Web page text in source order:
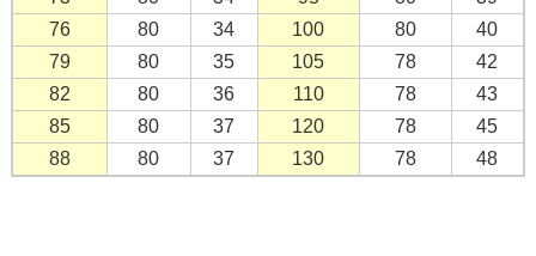
76
80 34 100 80
40
79
80 35 105 78
42
82
80 36 110 78
43
85
80 37 120 78
45
88
80 37 130 78 48